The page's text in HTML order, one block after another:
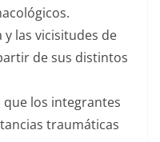
las vicisitudes de
de sus distintos
los integrantes
traumáticas